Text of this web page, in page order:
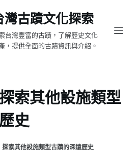
灣古蹟文化探索
台灣豐富的古蹟，了解歷史文化
，提供全面的古蹟資訊與介紹。
索其他設施類型
史
探索其他設施類型古蹟的深遠歷史